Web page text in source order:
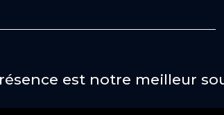
est notre meilleur